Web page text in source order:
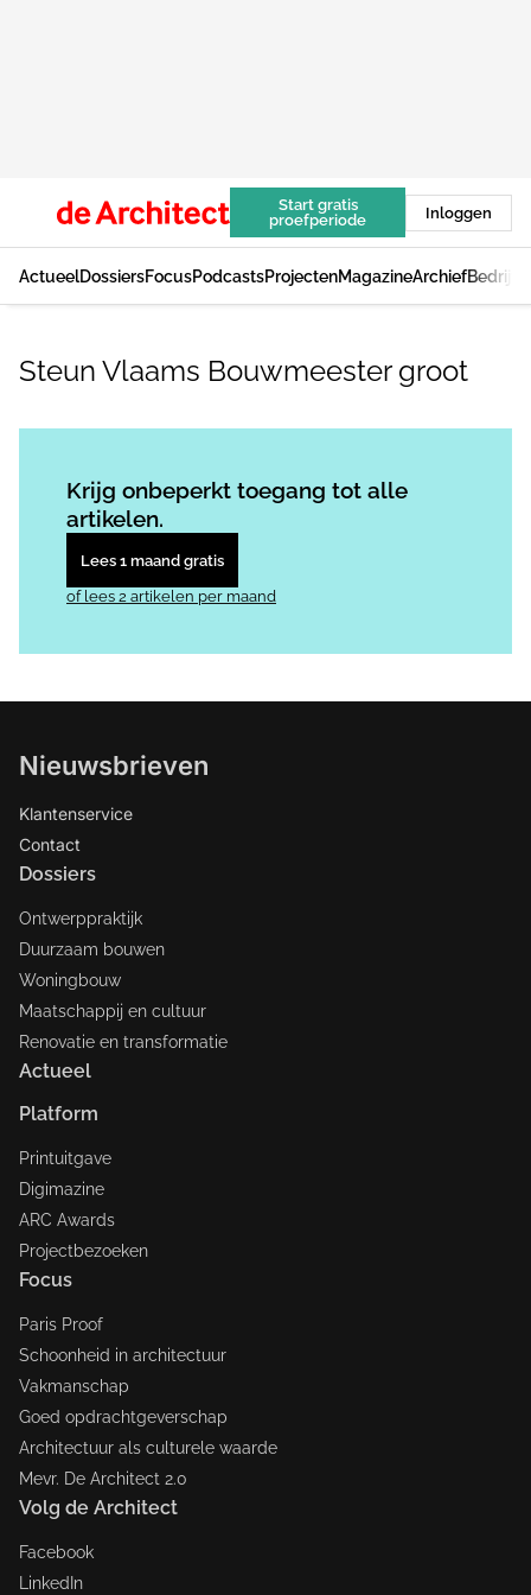
Start gratis
proefperiode
Inloggen
ActueelDossiersFocusPodcastsProjectenMagazineArchief
Steun Vlaams Bouwmeester groot
Krijg onbeperkt toegang tot alle
artikelen.
Lees 1 maand gratis
of lees 2 artikelen per maand
Nieuwsbrieven
Klantenservice
Contact
Dossiers
Ontwerppraktijk
Duurzaam bouwen
Woningbouw
Maatschappij en cultuur
Renovatie en transformatie
Actueel
Platform
Printuitgave
Digimazine
ARC Awards
Projectbezoeken
Focus
Paris Proof
Schoonheid in architectuur
Vakmanschap
Goed opdrachtgeverschap
Architectuur als culturele waarde
Mevr. De Architect 2.0
Volg de Architect
Facebook
LinkedIn